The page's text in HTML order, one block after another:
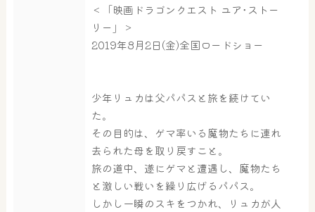
サウナ・岩盤浴
＜「映画ドラゴンクエスト ユア･ストー
リー」＞
2019年8月2日(金)全国ロードショー
少年リュカは父パパスと旅を続けてい
た。
その目的は、ゲマ率いる魔物たちに連れ
去られた母を取り戻すこと。
旅の道中、遂にゲマと遭遇し、魔物たち
と激しい戦いを繰り広げるパパス。
しかし一瞬のスキをつかれ、リュカが人